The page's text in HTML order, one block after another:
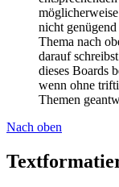
nicht
Thema nach
darauf
dieses Boards
wenn ohne
Themen
Nach oben